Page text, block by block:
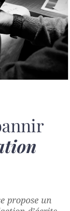
propose un